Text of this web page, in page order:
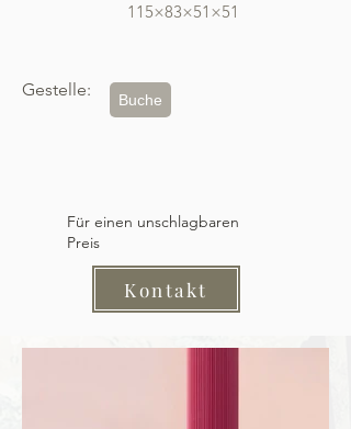
115×83×51×51
Gestelle: Buche
Für einen unschlagbaren
Preis
Kontakt